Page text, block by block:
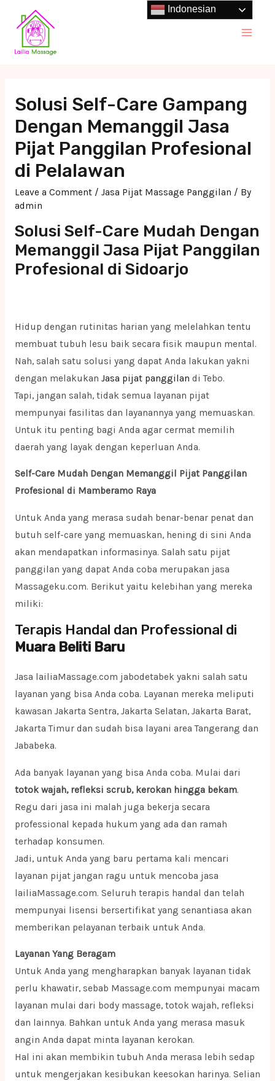
content
Solusi Self-Care Gampang
Dengan Memanggil Jasa
Pijat Panggilan Profesional
di Pelalawan
Leave a Comment / Jasa Pijat Massage Panggilan / By
admin
Solusi Self-Care Mudah Dengan
Memanggil Jasa Pijat Panggilan
Profesional di Sidoarjo
Hidup dengan rutinitas harian yang melelahkan tentu
membuat tubuh lesu baik secara fisik maupun mental.
Nah, salah satu solusi yang dapat Anda lakukan yakni
dengan melakukan Jasa pijat panggilan di Tebo.
Tapi, jangan salah, tidak semua layanan pijat
mempunyai fasilitas dan layanannya yang memuaskan.
Untuk itu penting bagi Anda agar cermat memilih
daerah yang layak dengan keperluan Anda.
Self-Care Mudah Dengan Memanggil Pijat Panggilan
Profesional di Mamberamo Raya
Untuk Anda yang merasa sudah benar-benar penat dan
butuh self-care yang memuaskan, hening di sini Anda
akan mendapatkan informasinya. Salah satu pijat
panggilan yang dapat Anda coba merupakan jasa
Massageku.com. Berikut yaitu kelebihan yang mereka
miliki:
Terapis Handal dan Professional di
Muara Beliti Baru
Jasa lailiaMassage.com jabodetabek yakni salah satu
layanan yang bisa Anda coba. Layanan mereka meliputi
kawasan Jakarta Sentra, Jakarta Selatan, Jakarta Barat,
Jakarta Timur dan sudah bisa layani area Tangerang dan
Jababeka.
Ada banyak layanan yang bisa Anda coba. Mulai dari
totok wajah, refleksi scrub, kerokan hingga bekam.
Regu dari jasa ini malah juga bekerja secara
professional kepada hukum yang ada dan ramah
terhadap konsumen.
Jadi, untuk Anda yang baru pertama kali mencari
layanan pijat jangan ragu untuk mencoba jasa
lailiaMassage.com. Seluruh terapis handal dan telah
mempunyai lisensi bersertifikat yang senantiasa akan
memberikan pelayanan terbaik untuk Anda.
Layanan Yang Beragam
Untuk Anda yang mengharapkan banyak layanan tidak
perlu khawatir, sebab Massage.com mempunyai macam
layanan mulai dari body massage, totok wajah, refleksi
dan lainnya. Bahkan untuk Anda yang merasa masuk
angin Anda dapat minta layanan kerokan.
Hal ini akan membikin tubuh Anda merasa lebih sedap
untuk mengerjakan kesibukan keesokan harinya. Selian
Indonesian